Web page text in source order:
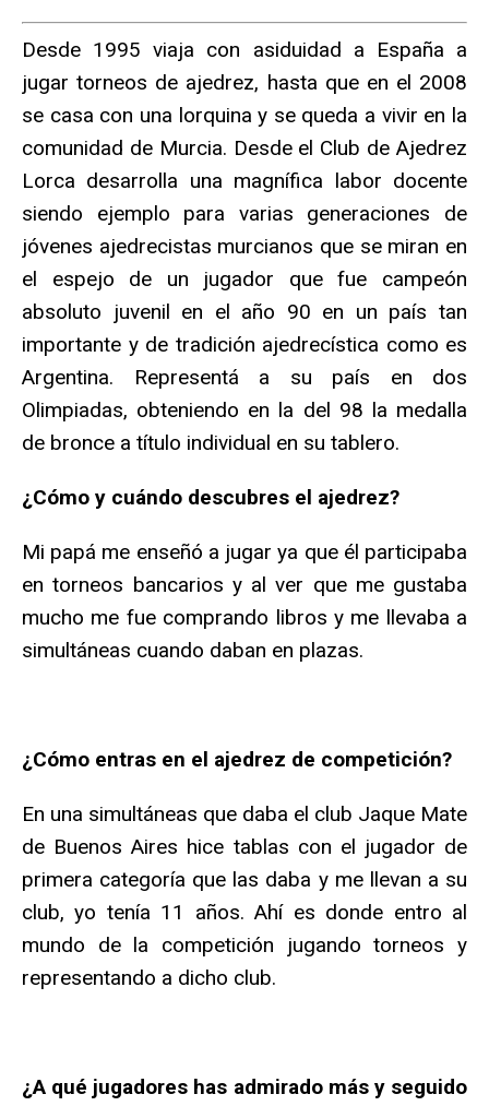
Desde 1995 viaja con asiduidad a España a
jugar torneos de ajedrez, hasta que en el 2008
se casa con una lorquina y se queda a vivir en la
comunidad de Murcia. Desde el Club de Ajedrez
Lorca desarrolla una magnífica labor docente
siendo ejemplo para varias generaciones de
jóvenes ajedrecistas murcianos que se miran en
el espejo de un jugador que fue campeón
absoluto juvenil en el año 90 en un país tan
importante y de tradición ajedrecística como es
Argentina. Representá a su país en dos
Olimpiadas, obteniendo en la del 98 la medalla
de bronce a título individual en su tablero.
¿Cómo y cuándo descubres el ajedrez?
Mi papá me enseñó a jugar ya que él participaba
en torneos bancarios y al ver que me gustaba
mucho me fue comprando libros y me llevaba a
simultáneas cuando daban en plazas.
¿Cómo entras en el ajedrez de competición?
En una simultáneas que daba el club Jaque Mate
de Buenos Aires hice tablas con el jugador de
primera categoría que las daba y me llevan a su
club, yo tenía 11 años. Ahí es donde entro al
mundo de la competición jugando torneos y
representando a dicho club.
¿A qué jugadores has admirado más y seguido